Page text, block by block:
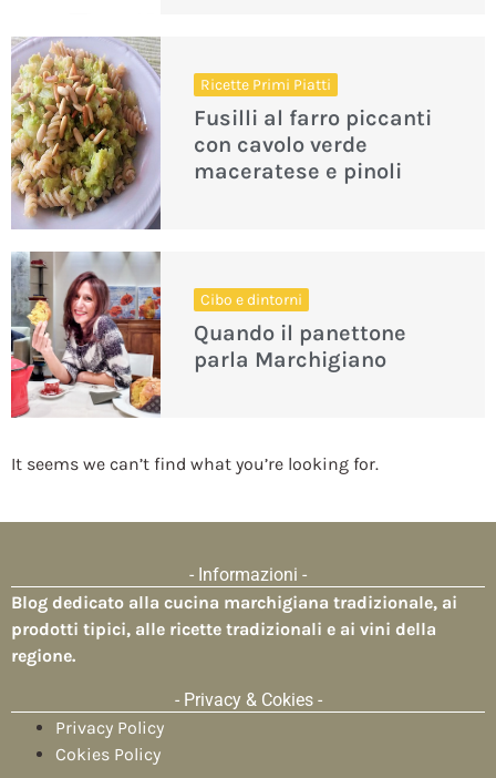
Ricette Primi Piatti
Fusilli al farro piccanti
con cavolo verde
maceratese e pinoli
Cibo e dintorni
Quando il panettone
parla Marchigiano
It seems we can’t find what you’re looking for.
- Informazioni -
Blog dedicato alla cucina marchigiana tradizionale, ai
prodotti tipici, alle ricette tradizionali e ai vini della
regione.
- Privacy & Cokies -
Privacy Policy
Cokies Policy